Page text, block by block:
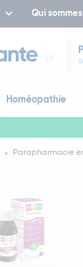
Qui
Homéopathie
Parapharmacie